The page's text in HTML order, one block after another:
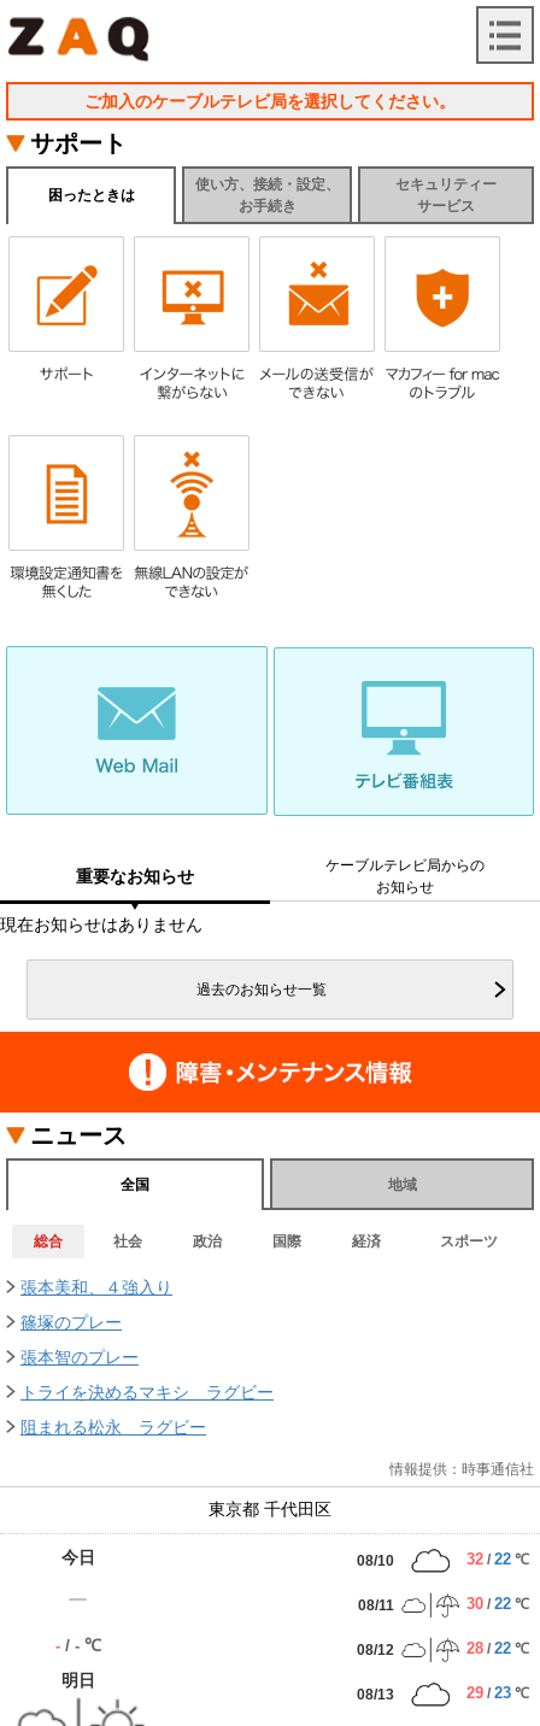
ご加入のケーブルテレビ局を選択してください。
サポート
困ったときは
使い方、接続・設定、
お手続き
セキュリティー
サービス
重要なお知らせ
ケーブルテレビ局からの
お知らせ
現在お知らせはありません
ニュース
全国 地域
総合 社会 政治 国際 経済 スポーツ
張本美和、４強入り
篠塚のプレー
張本智のプレー
トライを決めるマキシ ラグビー
阻まれる松永 ラグビー
情報提供：時事通信社
東京都 千代田区
今日
-/ -℃
明日
08/10 32 /22 ℃
08/11 30 /22 ℃
08/12 28 /22 ℃
08/13 29 /23 ℃